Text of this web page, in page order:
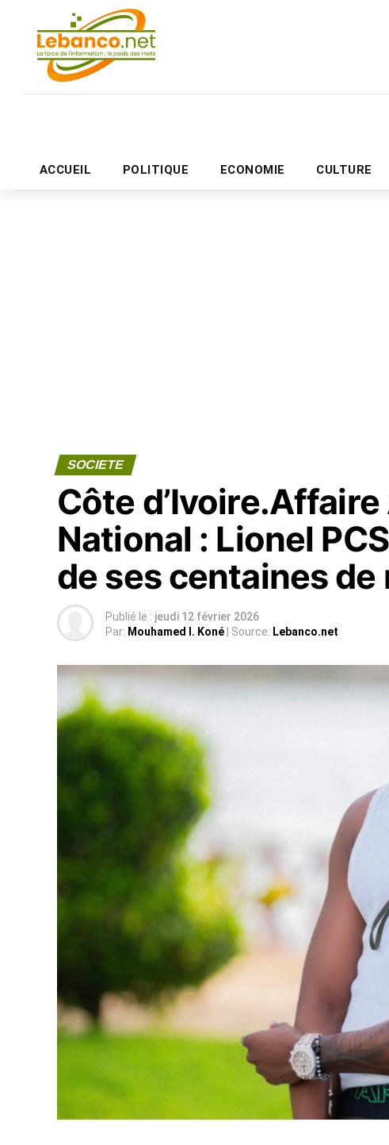
ACCUEIL POLITIQUE ECONOMIE CULTURE
SOCIETE
Côte
National : Lionel
de ses centaines
Publié le : jeudi 12 février 2026
Par: Mouhamed I. Koné | Source: Lebanco.net